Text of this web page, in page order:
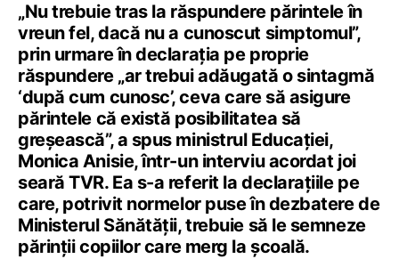
„Nu trebuie tras la răspundere părintele în
vreun fel, dacă nu a cunoscut simptomul”,
prin urmare în declarația pe proprie
răspundere „ar trebui adăugată o sintagmă
‘după cum cunosc’, ceva care să asigure
părintele că există posibilitatea să
greșească”, a spus ministrul Educației,
Monica Anisie, într-un interviu acordat joi
seară TVR. Ea s-a referit la declarațiile pe
care, potrivit normelor puse în dezbatere de
Ministerul Sănătății, trebuie să le semneze
părinții copiilor care merg la școală.